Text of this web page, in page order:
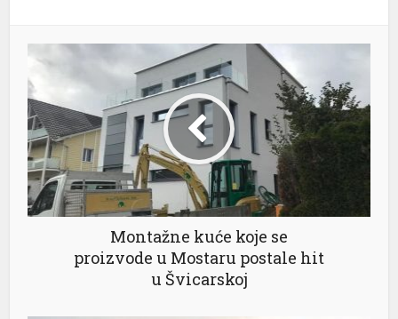
Montažne kuće koje se
proizvode u Mostaru postale hit
u Švicarskoj